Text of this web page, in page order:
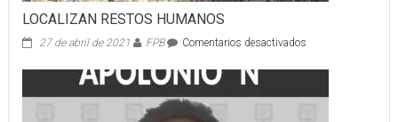
LOCALIZAN RESTOS HUMANOS
27 de abril de 2021 FPB Comentarios desactivadosen